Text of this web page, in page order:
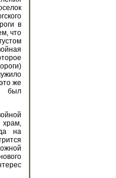
в
что
же
был
на